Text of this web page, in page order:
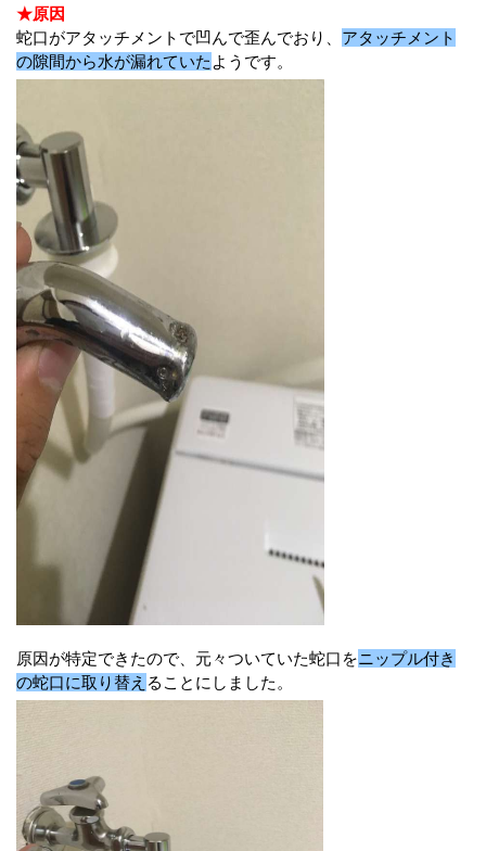
★原因
蛇口がアタッチメントで凹んで歪んでおり、 アタッチメント
の隙間から水が漏れていた ようです。
原因が特定できたので、元々ついていた蛇口をニップル付き
の蛇口に取り替え ることにしました。